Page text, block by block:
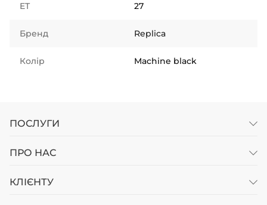
ET 27
Бренд Replica
Колір Machine black
ПОСЛУГИ
ПРО НАС
КЛІЄНТУ